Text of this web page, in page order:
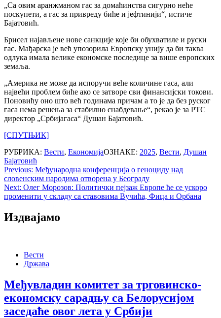
„Са овим аранжманом гас за домаћинства сигурно неће
поскупети, а гас за привреду биће и јефтинији“, истиче
Бајатовић.
Брисел најављене нове санкције које би обухватиле и руски
гас. Мађарска је већ упозорила Европску унију да би таква
одлука имала велике економске последице за више европских
земаља.
„Америка не може да испоручи веће количине гаса, али
највећи проблем биће ако се затворе сви финансијски токови.
Поновићу оно што већ годинама причам а то је да без руског
гаса нема решења за стабилно снабдевање“, рекао је за РТС
директор „Србијагаса“ Душан Бајатовић.
[СПУТЊИК]
РУБРИКА: Вести, ЕкономијаОЗНАКЕ: 2025, Вести, Душан
Бајатовић
Post
navigation
Previous: Међународна конференција о геноциду над
словенским народима отворена у Београду
Next: Олег Морозов: Политички пејзаж Европе ће се ускоро
променити у складу са ставовима Вучића, Фица и Орбана
Издвајамо
Вести
Држава
Међувладин комитет за трговинско-
економску сарадњу са Белорусијом
заседаће овог лета у Србији